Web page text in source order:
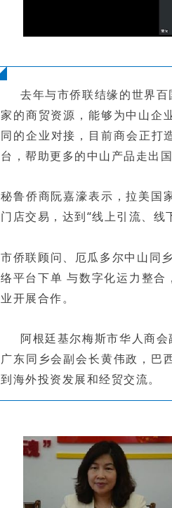
去年与市侨联结缘的世界
家的商贸资源，能够为中山企
同的企业对接，目前商会正打
台，帮助更多的中山产品走出
秘鲁侨商阮嘉濠表示，拉美国
门店交易，达到“线上引流、线
市侨联顾问、厄瓜多尔中山同
络平台下单 与数字化运力整
业开展合作。
阿根廷基尔梅斯市华人商
广东同乡会副会长黄伟政，巴
到海外投资发展和经贸交流。